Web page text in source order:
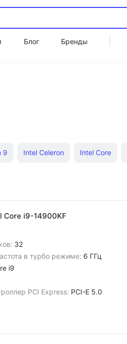
Блог Бренды
9 Intel Celeron Intel Core
Core i9-14900KF
32
в турбо режиме: 6 ГГц
i9
PCI Express: PCI-E 5.0